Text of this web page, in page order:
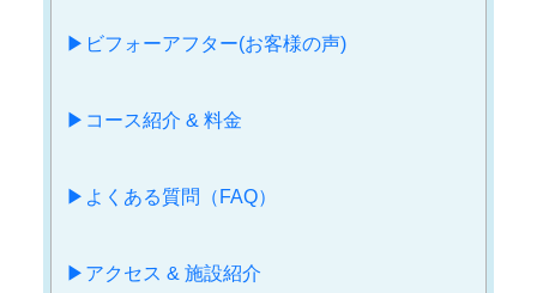
▶︎ビフォーアフター(お客様の声)
▶︎コース紹介 & 料金
▶︎よくある質問（FAQ）
▶︎アクセス & 施設紹介